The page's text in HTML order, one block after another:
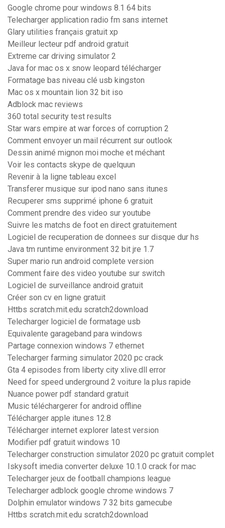
Google chrome pour windows 8.1 64 bits
Telecharger application radio fm sans internet
Glary utilities français gratuit xp
Meilleur lecteur pdf android gratuit
Extreme car driving simulator 2
Java for mac os x snow leopard télécharger
Formatage bas niveau clé usb kingston
Mac os x mountain lion 32 bit iso
Adblock mac reviews
360 total security test results
Star wars empire at war forces of corruption 2
Comment envoyer un mail récurrent sur outlook
Dessin animé mignon moi moche et méchant
Voir les contacts skype de quelquun
Revenir à la ligne tableau excel
Transferer musique sur ipod nano sans itunes
Recuperer sms supprimé iphone 6 gratuit
Comment prendre des video sur youtube
Suivre les matchs de foot en direct gratuitement
Logiciel de recuperation de donnees sur disque dur hs
Java tm runtime environment 32 bit jre 1.7
Super mario run android complete version
Comment faire des video youtube sur switch
Logiciel de surveillance android gratuit
Créer son cv en ligne gratuit
Httbs scratch.mit.edu scratch2download
Telecharger logiciel de formatage usb
Equivalente garageband para windows
Partage connexion windows 7 ethernet
Telecharger farming simulator 2020 pc crack
Gta 4 episodes from liberty city xlive.dll error
Need for speed underground 2 voiture la plus rapide
Nuance power pdf standard gratuit
Music téléchargerer for android offline
Télécharger apple itunes 12.8
Télécharger internet explorer latest version
Modifier pdf gratuit windows 10
Telecharger construction simulator 2020 pc gratuit complet
Iskysoft imedia converter deluxe 10.1.0 crack for mac
Telecharger jeux de football champions league
Telecharger adblock google chrome windows 7
Dolphin emulator windows 7 32 bits gamecube
Httbs scratch.mit.edu scratch2download